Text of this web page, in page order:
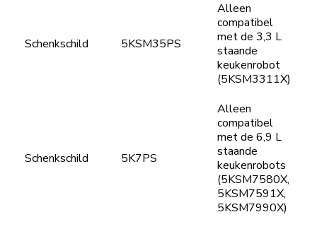
Schenkschild 5KSM35PS
Alleen
compatibel
met de 3,3 L
staande
keukenrobot
(5KSM3311X)
Schenkschild 5K7PS
Alleen
compatibel
met de 6,9 L
staande
keukenrobots
(5KSM7580X,
5KSM7591X,
5KSM7990X)